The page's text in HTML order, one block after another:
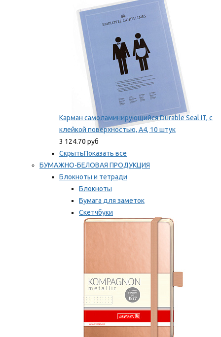
Мы рекомендуем
Карман самоламинирующийся Durable Seal IT, с
клейкой поверхностью, A4, 10 штук
3 124.70 руб
СкрытьПоказать все
БУМАЖНО-БЕЛОВАЯ ПРОДУКЦИЯ
Блокноты и тетради
Блокноты
Бумага для заметок
Скетчбуки
Тетради